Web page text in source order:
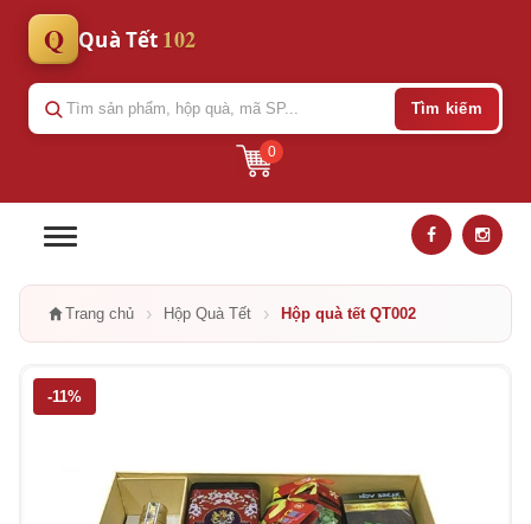
Q Quà Tết 102
0
Tìm kiếm
Trang chủ › Hộp Quà Tết › Hộp quà tết QT002
-11%